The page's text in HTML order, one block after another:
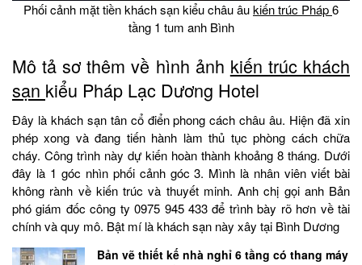
Phối cảnh mặt tiền khách sạn kiểu châu âukiến trúc Pháp6
tầng 1 tum anh Bình
Mô tả sơ thêm về hình ảnh kiến trúc khách
sạn kiểu Pháp Lạc Dương Hotel
Đây là khách sạn tân cổ điển phong cách châu âu. Hiện đã xin
phép xong và đang tiến hành làm thủ tục phòng cách chữa
cháy. Công trình này dự kiến hoàn thành khoảng 8 tháng. Dưới
đây là 1 góc nhìn phối cảnh góc 3. Mình là nhân viên viết bài
không rành về kiến trúc và thuyết minh. Anh chị gọi anh Bản
phó giám đốc công ty 0975 945 433 để trình bày rõ hơn về tài
chính và quy mô. Bật mí là khách sạn này xây tại Bình Dương
Bản vẽ thiết kế nhà nghỉ 6 tầng có thang máy